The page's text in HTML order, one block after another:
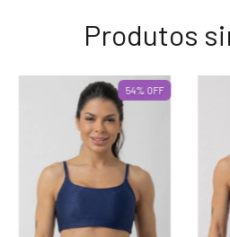
Produtos
54% OFF